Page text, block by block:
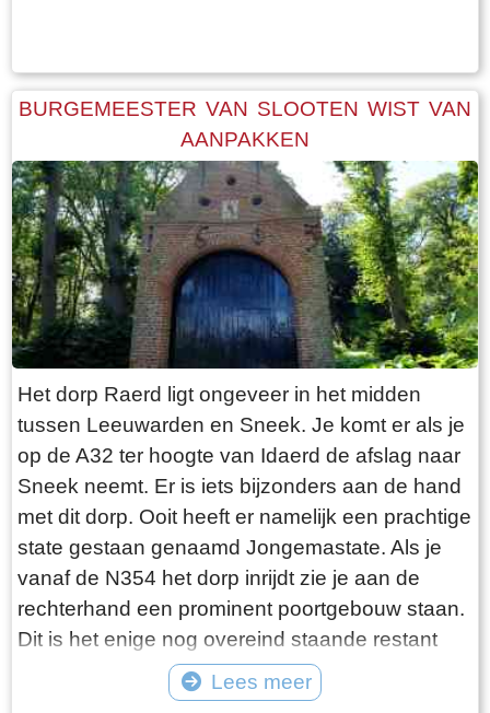
linker restaurant dat sinds een paar jaar in de
voormalige zoutloods gevestigd is. Zolang de
voorraad strekt welteverstaan. De naam
“Laaksumer Bot” suggereert dat de vis terplekke
gevangen wordt. En niets is minder waar.
Tegenover de twee visrestaurants ligt in het
kleinste haventje van Europa eenzaam en
alleen de HL6. Navraag in het restaurant leert
dan dit de vissersboot van de gebroeders De
Vries is. Zij zijn de laatste overgebleven vissers
van Laaksum. Eerder was er sprake van een
bescheiden vloot maar de meeste vissers van
Laaksum zijn er al lang geleden mee gestopt.
De gebroeders De Vries houden het dus nog vol
en vangen regelmatig bot bij Laaksum. Ik hoor
dat de ze inmiddels aardig op leeftijd zijn, in
ieder geval over de zestig. Ik hoop dat ze het
nog even kunnen volhouden tot aan hun
pensioenleeftijd. Want zodra zij ermee stoppen
vangt iedereen bot bij Laaksum.
BURGEMEESTER VAN SLOOTEN WIST VAN
AANPAKKEN
Het dorp Raerd ligt ongeveer in het midden
tussen Leeuwarden en Sneek. Je komt er als je
op de A32 ter hoogte van Idaerd de afslag naar
Sneek neemt. Er is iets bijzonders aan de hand
met dit dorp. Ooit heeft er namelijk een prachtige
state gestaan genaamd Jongemastate. Als je
vanaf de N354 het dorp inrijdt zie je aan de
rechterhand een prominent poortgebouw staan.
Dit is het enige nog overeind staande restant
van Jongemastate. Het poortgebouw geeft
toegang tot het park Jongemastate. In het
Lees meer